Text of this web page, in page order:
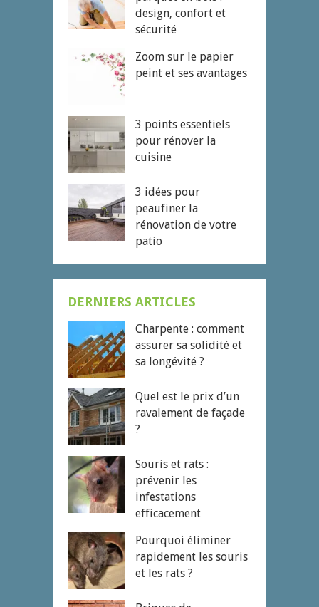
design, confort et
sécurité
Zoom sur le papier
peint et ses avantages
3 points essentiels
pour rénover la
cuisine
3 idées pour
peaufiner la
rénovation de votre
patio
DERNIERS ARTICLES
Charpente : comment
assurer sa solidité et
sa longévité ?
Quel est le prix d’un
ravalement de façade
?
Souris et rats :
prévenir les
infestations
efficacement
Pourquoi éliminer
rapidement les souris
et les rats ?